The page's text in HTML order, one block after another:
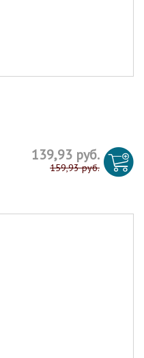
139,93 руб.
159,93 руб.